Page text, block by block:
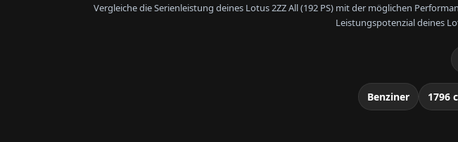
Vergleiche die Serienleistung deines Lotus 2ZZ All (192 PS) mit der möglichen
Leistungspotenzial deines
Benziner 1796